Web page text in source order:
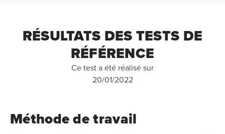
RÉSULTATS DES TESTS DE
RÉFÉRENCE
Ce test a été réalisé sur
20/01/2022
Méthode de travail